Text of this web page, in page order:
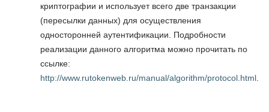
криптографии и использует всего две транзакции
(пересылки данных) для осуществления
односторонней аутентификации. Подробности
реализации данного алгоритма можно прочитать по
ссылке:
http://www.rutokenweb.ru/manual/algorithm/protocol.html